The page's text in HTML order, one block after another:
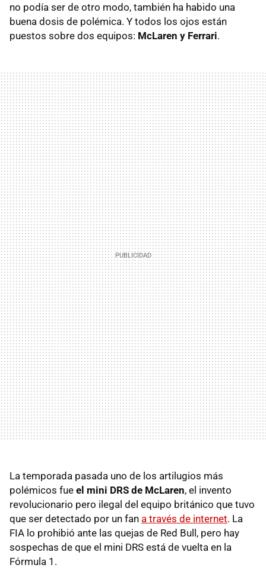
no podía ser de otro modo, también ha habido una
buena dosis de polémica. Y todos los ojos están
puestos sobre dos equipos: McLaren y Ferrari.
La temporada pasada uno de los artilugios más
polémicos fue el mini DRS de McLaren, el invento
revolucionario pero ilegal del equipo británico que tuvo
que ser detectado por un fan a través de internet. La
FIA lo prohibió ante las quejas de Red Bull, pero hay
sospechas de que el mini DRS está de vuelta en la
Fórmula 1.